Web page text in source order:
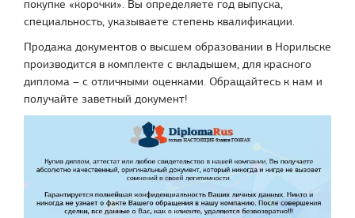
покупке «корочки». Вы определяете год выпуска,
специальность, указываете степень квалификации.
Продажа документов о высшем образовании в Норильске
производится в комплекте с вкладышем, для красного
диплома – с отличными оценками. Обращайтесь к нам и
получайте заветный документ!